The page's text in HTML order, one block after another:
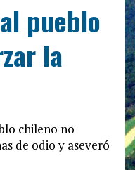
pueblo
la
chileno no
de odio y aseveró